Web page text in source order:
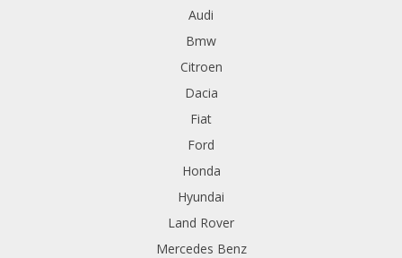
Audi
Bmw
Citroen
Dacia
Fiat
Ford
Honda
Hyundai
Land Rover
Mercedes Benz